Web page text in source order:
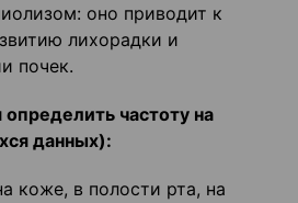
оно приводит к
лихорадки и
почек.
определить частоту на
данных):
коже, в полости рта, на